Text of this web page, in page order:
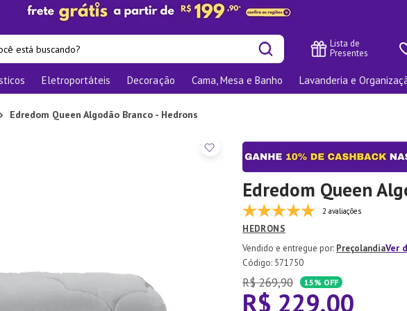
está buscando?
Lista de
Presentes
Eletroportáteis Decoração Cama, Mesa e Banho Lavanderia e
Edredom Queen Algodão Branco - Hedrons
Edredom Queen
2 avaliações
HEDRONS
PreçolandiaVer
: 571750
R$ 269,90 15% OFF
R$ 229,00
buscados